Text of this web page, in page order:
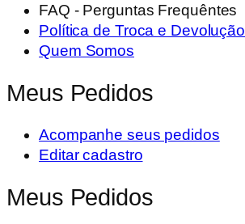
FAQ - Perguntas Frequêntes
Política de Troca e Devolução
Quem Somos
Meus Pedidos
Acompanhe seus pedidos
Editar cadastro
Meus Pedidos